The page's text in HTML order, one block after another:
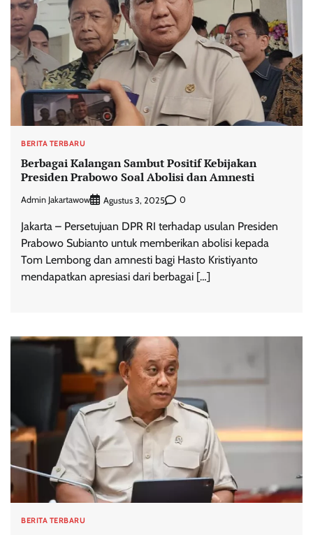
BERITA TERBARU
Berbagai Kalangan Sambut Positif Kebijakan
Presiden Prabowo Soal Abolisi dan Amnesti
Admin Jakartawow Agustus 3, 2025 0
Jakarta – Persetujuan DPR RI terhadap usulan Presiden
Prabowo Subianto untuk memberikan abolisi kepada
Tom Lembong dan amnesti bagi Hasto Kristiyanto
mendapatkan apresiasi dari berbagai […]
BERITA TERBARU